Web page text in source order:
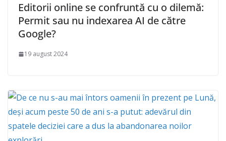
Editorii online se confruntă cu o dilemă:
Permit sau nu indexarea AI de către
Google?
19 august 2024